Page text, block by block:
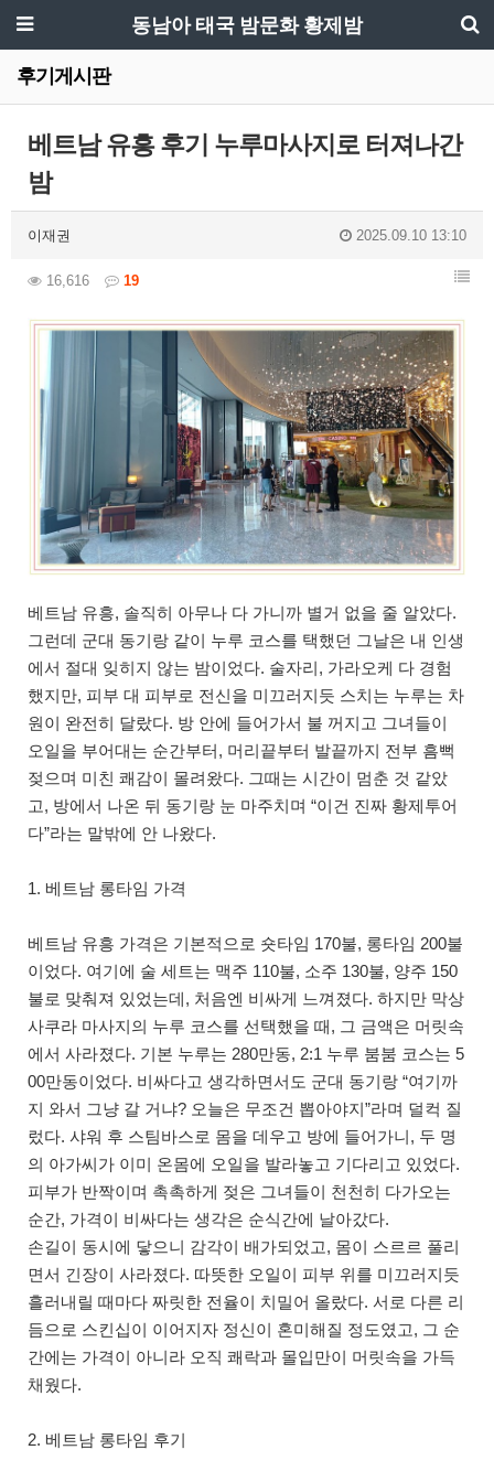
동남아 태국 밤문화 황제밤
후기게시판
베트남 유흥 후기 누루마사지로 터져나간
밤
이재권 2025.09.10 13:10
16,616 19
베트남 유흥, 솔직히 아무나 다 가니까 별거 없을 줄 알았다.
그런데 군대 동기랑 같이 누루 코스를 택했던 그날은 내 인생
에서 절대 잊히지 않는 밤이었다. 술자리, 가라오케 다 경험
했지만, 피부 대 피부로 전신을 미끄러지듯 스치는 누루는 차
원이 완전히 달랐다. 방 안에 들어가서 불 꺼지고 그녀들이
오일을 부어대는 순간부터, 머리끝부터 발끝까지 전부 흠뻑
젖으며 미친 쾌감이 몰려왔다. 그때는 시간이 멈춘 것 같았
고, 방에서 나온 뒤 동기랑 눈 마주치며 “이건 진짜 황제투어
다”라는 말밖에 안 나왔다.
1. 베트남 롱타임 가격
베트남 유흥 가격은 기본적으로 숏타임 170불, 롱타임 200불
이었다. 여기에 술 세트는 맥주 110불, 소주 130불, 양주 150
불로 맞춰져 있었는데, 처음엔 비싸게 느껴졌다. 하지만 막상
사쿠라 마사지의 누루 코스를 선택했을 때, 그 금액은 머릿속
에서 사라졌다. 기본 누루는 280만동, 2:1 누루 붐붐 코스는 5
00만동이었다. 비싸다고 생각하면서도 군대 동기랑 “여기까
지 와서 그냥 갈 거냐? 오늘은 무조건 뽑아야지”라며 덜컥 질
렀다. 샤워 후 스팀바스로 몸을 데우고 방에 들어가니, 두 명
의 아가씨가 이미 온몸에 오일을 발라놓고 기다리고 있었다.
피부가 반짝이며 촉촉하게 젖은 그녀들이 천천히 다가오는
순간, 가격이 비싸다는 생각은 순식간에 날아갔다.
손길이 동시에 닿으니 감각이 배가되었고, 몸이 스르르 풀리
면서 긴장이 사라졌다. 따뜻한 오일이 피부 위를 미끄러지듯
흘러내릴 때마다 짜릿한 전율이 치밀어 올랐다. 서로 다른 리
듬으로 스킨십이 이어지자 정신이 혼미해질 정도였고, 그 순
간에는 가격이 아니라 오직 쾌락과 몰입만이 머릿속을 가득
채웠다.
2. 베트남 롱타임 후기